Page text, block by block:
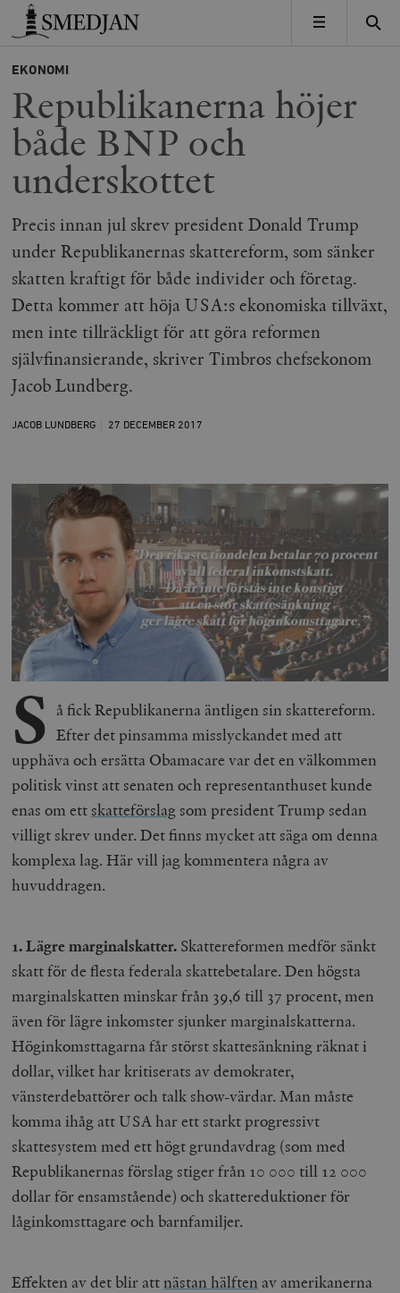
Timbro
MENY
EKONOMI
Republikanerna höjer
både BNP och
underskottet
Precis innan jul skrev president Donald Trump
under Republikanernas skattereform, som sänker
skatten kraftigt för både individer och företag.
Detta kommer att höja USA:s ekonomiska tillväxt,
men inte tillräckligt för att göra reformen
självfinansierande, skriver Timbros chefsekonom
Jacob Lundberg.
JACOB LUNDBERG 27 DECEMBER 2017
S å fick Republikanerna äntligen sin skattereform.
Efter det pinsamma misslyckandet med att
upphäva och ersätta Obamacare var det en välkommen
politisk vinst att senaten och representanthuset kunde
enas om ett skatteförslag som president Trump sedan
villigt skrev under. Det finns mycket att säga om denna
komplexa lag. Här vill jag kommentera några av
huvuddragen.
1. Lägre marginalskatter. Skattereformen medför sänkt
skatt för de flesta federala skattebetalare. Den högsta
marginalskatten minskar från 39,6 till 37 procent, men
även för lägre inkomster sjunker marginalskatterna.
Höginkomsttagarna får störst skattesänkning räknat i
dollar, vilket har kritiserats av demokrater,
vänsterdebattörer och talk show-värdar. Man måste
komma ihåg att USA har ett starkt progressivt
skattesystem med ett högt grundavdrag (som med
Republikanernas förslag stiger från 10 000 till 12 000
dollar för ensamstående) och skattereduktioner för
låginkomsttagare och barnfamiljer.
Effekten av det blir attnästan hälften av amerikanerna